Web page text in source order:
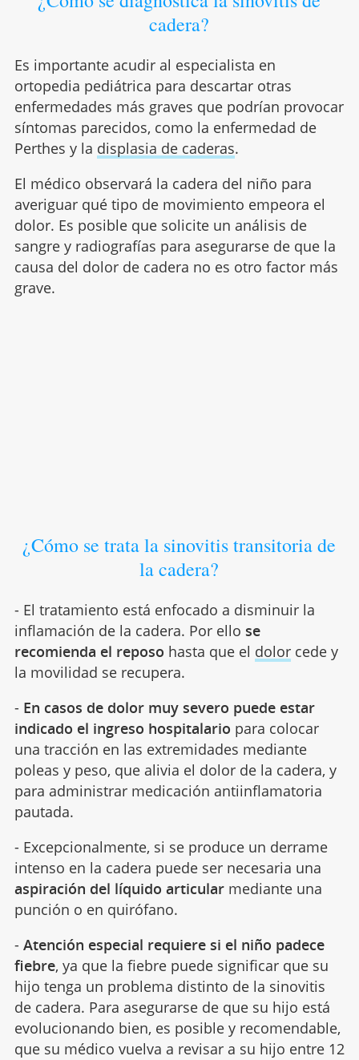
cadera?
Es importante acudir al especialista en
ortopedia pediátrica para descartar otras
enfermedades más graves que podrían provocar
síntomas parecidos, como la enfermedad de
Perthes y la displasia de caderas.
El médico observará la cadera del niño para
averiguar qué tipo de movimiento empeora el
dolor. Es posible que solicite un análisis de
sangre y radiografías para asegurarse de que la
causa del dolor de cadera no es otro factor más
grave.
¿Cómo se trata la sinovitis transitoria de
la cadera?
- El tratamiento está enfocado a disminuir la
inflamación de la cadera. Por ello se
recomienda el reposo hasta que el dolorcede y
la movilidad se recupera.
- En casos de dolor muy severo puede estar
indicado el ingreso hospitalario para colocar
una tracción en las extremidades mediante
poleas y peso, que alivia el dolor de la cadera, y
para administrar medicación antiinflamatoria
pautada.
- Excepcionalmente, si se produce un derrame
intenso en la cadera puede ser necesaria una
aspiración del líquido articularmediante una
punción o en quirófano.
- Atención especial requiere si el niño padece
fiebre, ya que la fiebre puede significar que su
hijo tenga un problema distinto de la sinovitis
de cadera. Para asegurarse de que su hijo está
evolucionando bien, es posible y recomendable,
que su médico vuelva a revisar a su hijo entre 12